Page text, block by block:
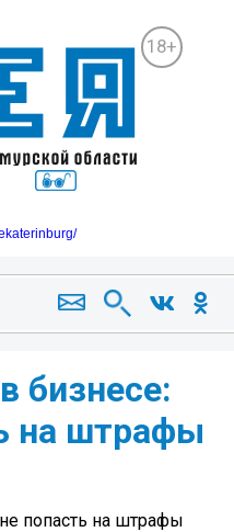
18+
бизнесе:
на штрафы
попасть на штрафы